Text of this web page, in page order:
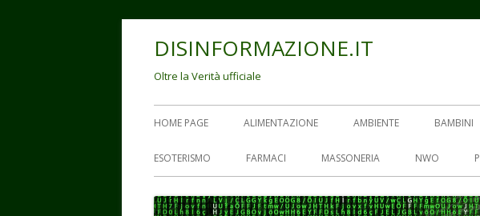
DISINFORMAZIONE.IT
Oltre la Verità ufficiale
Menu
principale
HOME PAGE ALIMENTAZIONE AMBIENTE BAMBINI
ESOTERISMO FARMACI MASSONERIA NWO